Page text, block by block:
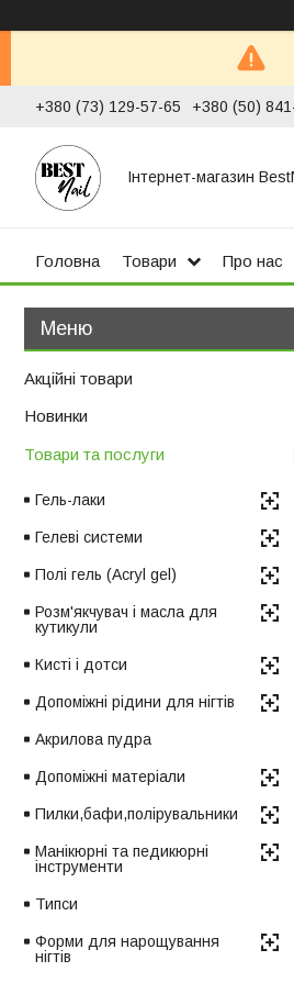
+380 (73) 129-57-65 +380 (50)
Інтернет-магазин
Головна Товари Про нас
Акційні товари
Новинки
Товари та послуги
Гель-лаки
Гелеві системи
Полі гель (Acryl gel)
Розм'якчувач і масла для
кутикули
Кисті і дотси
Допоміжні рідини для нігтів
Акрилова пудра
Допоміжні матеріали
Пилки,бафи,полірувальники
Манікюрні та педикюрні
інструменти
Типси
Форми для нарощування
нігтів